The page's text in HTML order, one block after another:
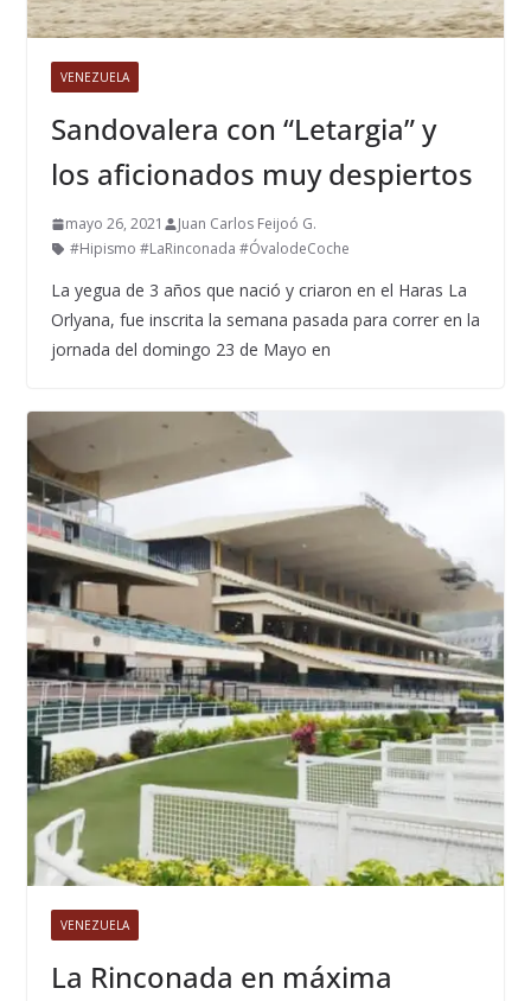
VENEZUELA
Sandovalera con “Letargia” y
los aficionados muy despiertos
mayo 26, 2021
Juan Carlos Feijoó G.
#Hipismo #LaRinconada #ÓvalodeCoche
La yegua de 3 años que nació y criaron en el Haras La
Orlyana, fue inscrita la semana pasada para correr en la
jornada del domingo 23 de Mayo en
VENEZUELA
La Rinconada en máxima